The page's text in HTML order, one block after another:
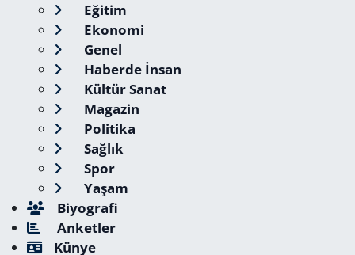
Eğitim
Ekonomi
Genel
Haberde İnsan
Kültür Sanat
Magazin
Politika
Sağlık
Spor
Yaşam
Biyografi
Anketler
Künye